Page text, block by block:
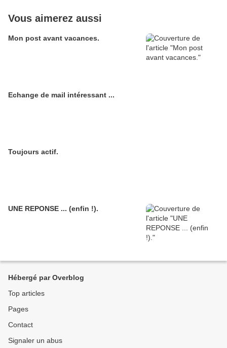
Vous aimerez aussi
Mon post avant vacances.
Echange de mail intéressant ...
Toujours actif.
UNE REPONSE ... (enfin !).
Hébergé par Overblog
Top articles
Pages
Contact
Signaler un abus